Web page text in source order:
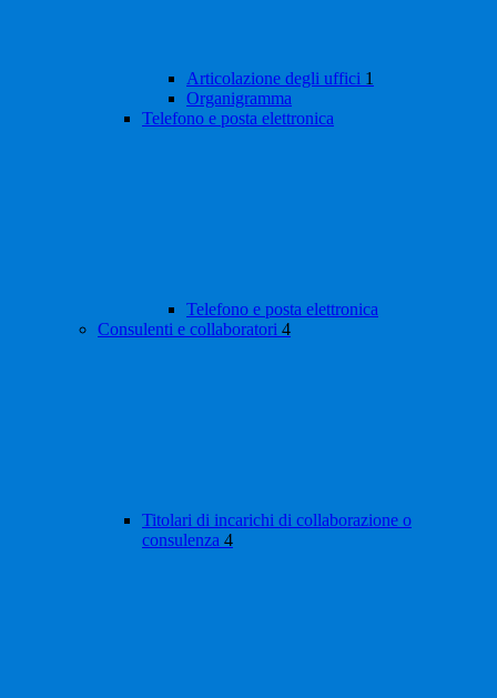
Articolazione degli uffici 1
Organigramma
Telefono e posta elettronica
Telefono e posta elettronica
Consulenti e collaboratori 4
Titolari di incarichi di collaborazione o
consulenza 4